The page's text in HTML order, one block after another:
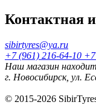
Контактная
sibirtyres@ya.ru
+7 (961) 216-64-10
Наш магазин
г. Новосибирск, ул.
© 2015-2026